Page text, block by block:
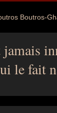
Boutros-
le fait